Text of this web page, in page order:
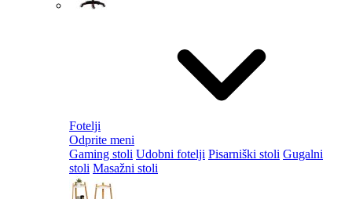
Fotelji
Odprite meni
Gaming stoli Udobni fotelji Pisarniški stoli Gugalni
stoli Masažni stoli